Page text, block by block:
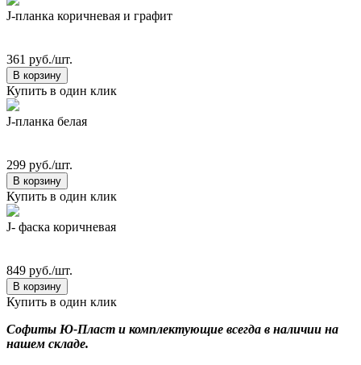
J-планка коричневая и графит
361 руб./шт.
В корзину
Купить в один клик
J-планка белая
299 руб./шт.
В корзину
Купить в один клик
J- фаска коричневая
849 руб./шт.
В корзину
Купить в один клик
Софиты Ю-Пласт и комплектующие всегда в наличии на
нашем складе.